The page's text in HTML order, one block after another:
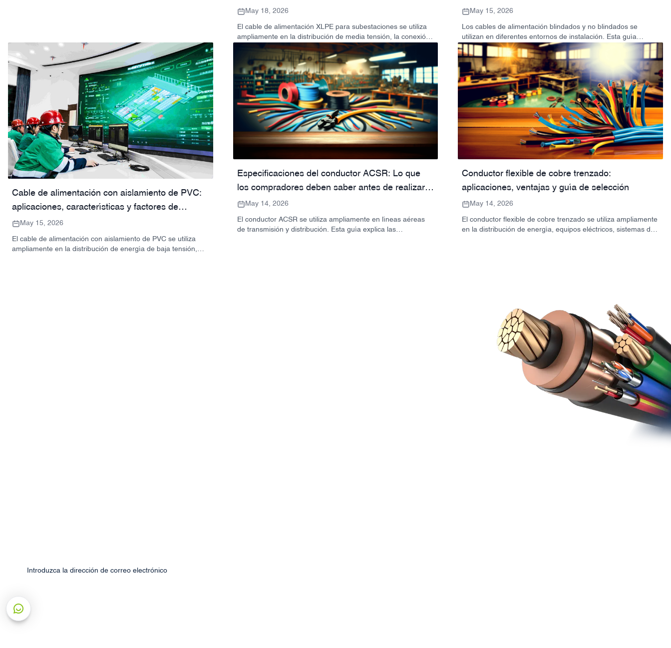
compradores de proyectos
May 18, 2026
El cable de alimentación XLPE para subestaciones se utiliza
ampliamente en la distribución de media tensión, la conexión
de transformadores, los sistemas de conmutación y la
infraestructura de servicios públicos. Esta guía explica los
factores clave para su selección, como la tensión nominal, el
material del conductor, la estructura del cable, el aislamiento,
la armadura, la cubierta y los requisitos de cotización.
May 15, 2026
Los cables de alimentación blindados y no blindados se
utilizan en diferentes entornos de instalación. Esta guía
compara su estructura, protección, aplicaciones y factores de
selección para ayudar a los compradores de proyectos a
elegir el cable adecuado.
Cable de alimentación con aislamiento de PVC:
aplicaciones, características y factores de
selección.
May 15, 2026
El cable de alimentación con aislamiento de PVC se utiliza
ampliamente en la distribución de energía de baja tensión,
Especificaciones del conductor ACSR: Lo que
los compradores deben saber antes de realizar
un pedido
May 14, 2026
El conductor ACSR se utiliza ampliamente en líneas aéreas
de transmisión y distribución. Esta guía explica las
Conductor flexible de cobre trenzado:
aplicaciones, ventajas y guía de selección
May 14, 2026
El conductor flexible de cobre trenzado se utiliza ampliamente
en la distribución de energía, equipos eléctricos, sistemas de
Con más de 66 años de experiencia.